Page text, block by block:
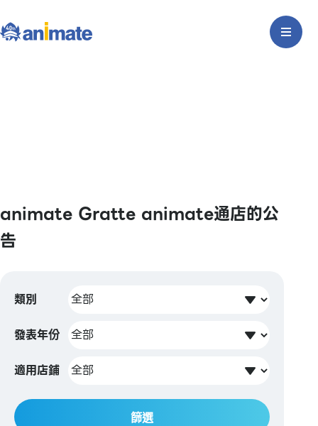
animate Gratte animate通店的公
告
類別
發表年份
適用店鋪
篩選